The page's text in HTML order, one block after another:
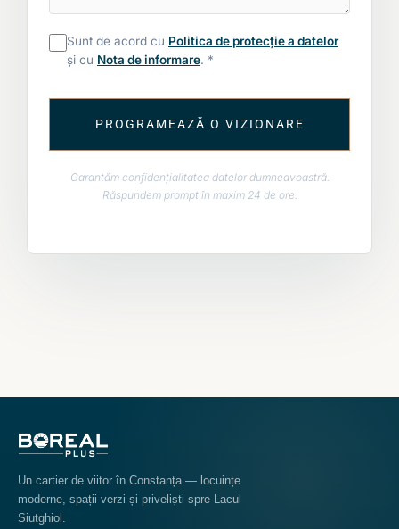
Sunt de acord cu Politica de protecție a datelor
și cu Nota de informare. *
PROGRAMEAZĂ O VIZIONARE
Garantăm confidențialitatea datelor dumneavoastră.
Răspundem prompt în maxim 24 de ore.
Un cartier de viitor în Constanța — locuințe
moderne, spații verzi și priveliști spre Lacul
Siutghiol.